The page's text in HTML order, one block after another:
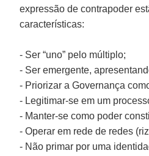
expressão de contrapoder
características:
- Ser “uno” pelo múltiplo;
- Ser emergente,
- Priorizar a Governança
- Legitimar-se em um
- Manter-se como poder
- Operar em rede de redes
- Não primar por uma